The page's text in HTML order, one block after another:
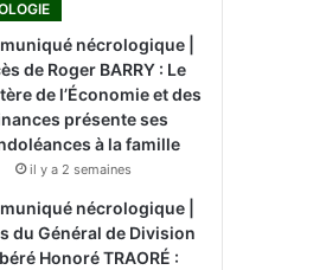
nécrologique |
de Roger BARRY : Le
de l’Économie et des
présente ses
à la famille
il y a 2 semaines
nécrologique |
du Général de Division
Honoré TRAORÉ :